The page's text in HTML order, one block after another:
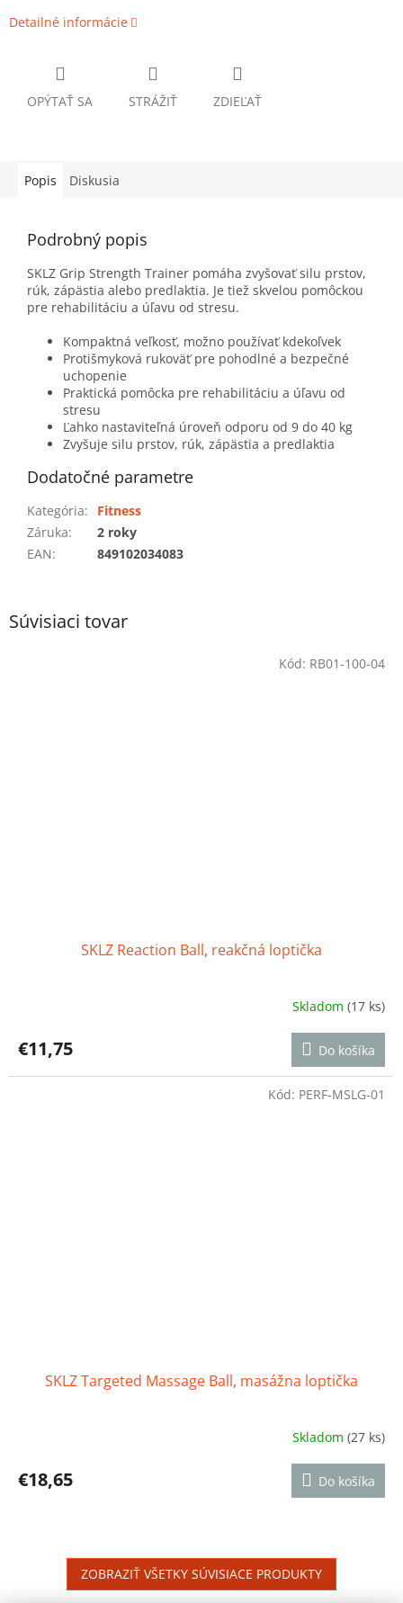
Detailné informácie
OPÝTAŤ SA STRÁŽIŤ ZDIEĽAŤ
Súvisiaci tovar
SKLZ Reaction Ball, reakčná loptička
produktu
je
4,7
Skladom(17 ks)
€11,75 Do košíka
Kód: RB01-100-04
SKLZ Targeted Massage Ball, masážna loptička
produktu
je
hviezdičiek.
Skladom(27 ks)
€18,65 Do košíka
Kód: PERF-MSLG-01
ZOBRAZIŤ VŠETKY SÚVISIACE PRODUKTY
Popis Diskusia
Podrobný popis
SKLZ Grip Strength Trainer pomáha zvyšovať silu prstov,
rúk, zápästia alebo predlaktia. Je tiež skvelou pomôckou
pre rehabilitáciu a úľavu od stresu.
Kompaktná veľkosť, možno používať kdekoľvek
Protišmyková rukoväť pre pohodlné a bezpečné
uchopenie
Praktická pomôcka pre rehabilitáciu a úľavu od
stresu
Ľahko nastaviteľná úroveň odporu od 9 do 40 kg
Zvyšuje silu prstov, rúk, zápästia a predlaktia
Dodatočné parametre
Kategória:
Fitness
Záruka:
2 roky
EAN: 849102034083